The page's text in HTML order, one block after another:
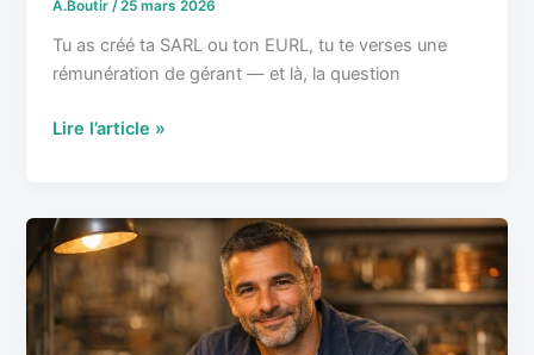
A.Boutir/25 mars 2026
Tu as créé ta SARL ou ton EURL, tu te verses une
rémunération de gérant — et là, la question
Lire l’article »
Mutuelle
artisan
et
commerçant